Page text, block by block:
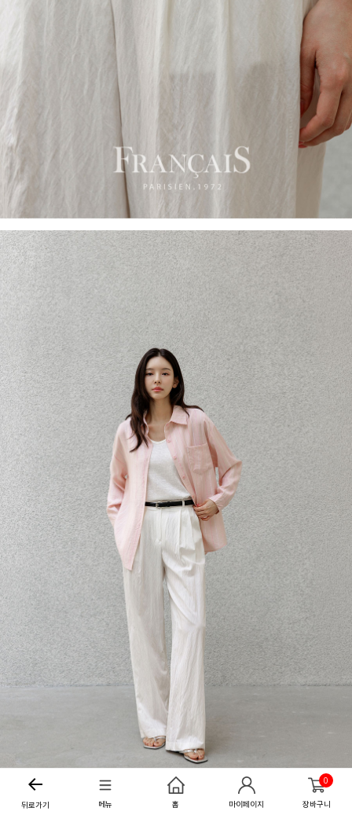
뒤로가기 메뉴 홈 마이페이지
0
장바구니